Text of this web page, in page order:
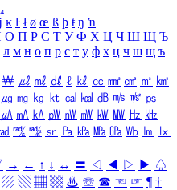
₄
ĸ ŀ ł ø œ ß þ ŧ ŋ ŉ
О П Р С Т У Ф Х Ц Ч Ш Щ Ъ
л м н о п р с т у ф х ц ч ш щ ъ
￦ ㎕ ㎖ ㎗ ℓ ㎘ ㏄ ㎣ ㎤ ㎥ ㎦
㎍ ㎎ ㎏ ㏏ ㎈ ㎉ ㏈ ㎧ ㎨ ㎰
㎂ ㎃ ㎄ ㎺ ㎻ ㎽ ㎾ ㎿ ㎐ ㎑
㎮ ㎯ ㏛ ㎩ ㎪ ㎫ ㎬ ㏝ ㏐
㏓
→ ← ↑ ↓ ↔ 〓 ◁ ◀ ▷ ▶ ♤
▨ ▧ ▦ ▩ ♨ ☏ ☎ ☜ ☞ ¶ †